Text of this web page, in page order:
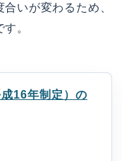
いが変わるため、
。
16年制定）の